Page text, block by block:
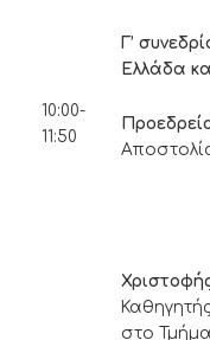
10:00-
11:50
Γ’
Ελλάδα
στο